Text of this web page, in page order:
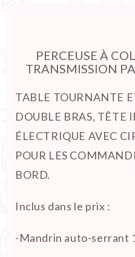
PERCEUSE À
TRANSMISSION
TABLE TOURNANTE
DOUBLE BRAS, TÊTE
ÉLECTRIQUE AVEC
POUR LES
BORD.
Inclus dans le prix :
-Mandrin auto-serrant